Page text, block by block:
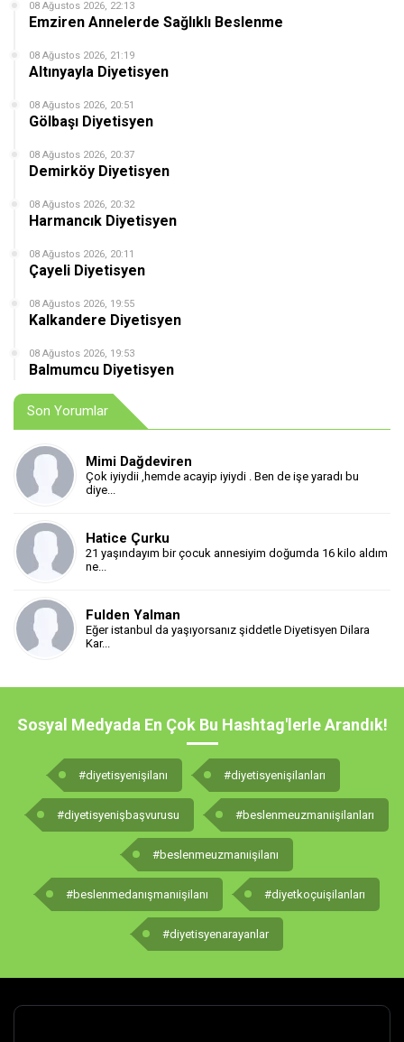
08 Ağustos 2026, 22:13
Emziren Annelerde Sağlıklı Beslenme
08 Ağustos 2026, 21:19
Altınyayla Diyetisyen
08 Ağustos 2026, 20:51
Gölbaşı Diyetisyen
08 Ağustos 2026, 20:37
Demirköy Diyetisyen
08 Ağustos 2026, 20:32
Harmancık Diyetisyen
08 Ağustos 2026, 20:11
Çayeli Diyetisyen
08 Ağustos 2026, 19:55
Kalkandere Diyetisyen
08 Ağustos 2026, 19:53
Balmumcu Diyetisyen
Son Yorumlar
Mimi Dağdeviren
Çok iyiydii ,hemde acayip iyiydi . Ben de işe yaradı bu
diye...
Hatice Çurku
21 yaşındayım bir çocuk annesiyim doğumda 16 kilo aldım
ne...
Fulden Yalman
Eğer istanbul da yaşıyorsanız şiddetle Diyetisyen Dilara
Kar...
Sosyal Medyada En Çok Bu Hashtag'lerle Arandık!
#diyetisyenişilanı #diyetisyenişilanları
#diyetisyenişbaşvurusu #beslenmeuzmanıişilanları
#beslenmeuzmanıişilanı
#beslenmedanışmanıişilanı #diyetkoçuişilanları
#diyetisyenarayanlar